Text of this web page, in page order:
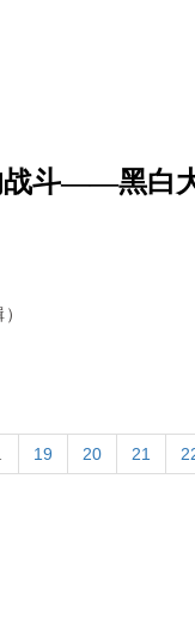
斗——黑白
19 20 21